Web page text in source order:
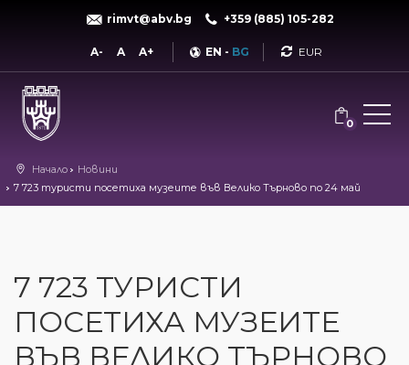
rimvt@abv.bg +359 (885) 105-282
A- A A+ EN - BG Currency
0
Начало
Новини
7 723 туристи посетиха музеите във Велико Търново по 24 май
7 723 ТУРИСТИ
ПОСЕТИХА МУЗЕИТЕ
ВЪВ ВЕЛИКО ТЪРНОВО